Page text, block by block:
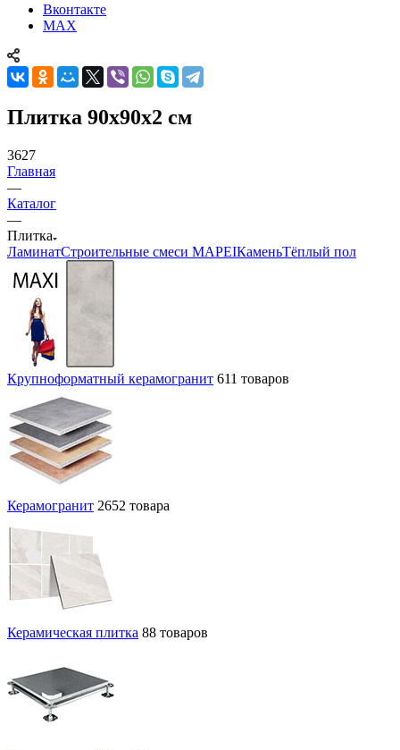
Вконтакте
MAX
Плитка 90x90х2 см
3627
Главная
—
Каталог
—
Плитка
ЛаминатСтроительные смеси MAPEIКаменьТёплый пол
Крупноформатный керамогранит 611 товаров
Керамогранит 2652 товара
Керамическая плитка 88 товаров